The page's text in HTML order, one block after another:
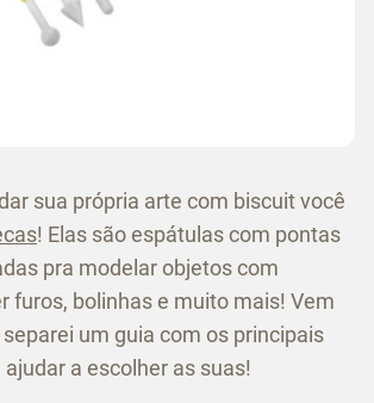
sua própria arte com biscuit você
! Elas são espátulas com pontas
pra modelar objetos com
furos, bolinhas e muito mais! Vem
um guia com os principais
a escolher as suas!